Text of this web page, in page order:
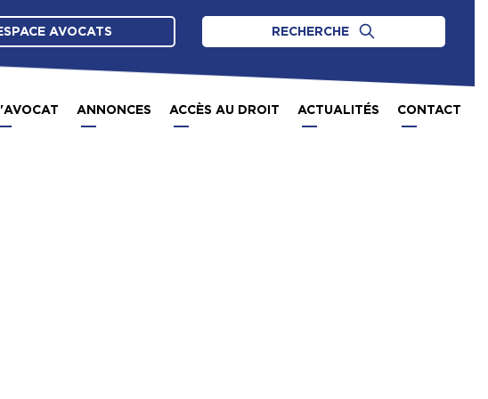
AVOCATS RECHERCHE
ANNONCES ACCÈS AU DROIT ACTUALITÉS CONTACT